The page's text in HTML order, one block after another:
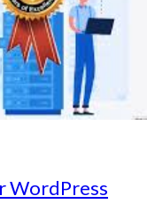
WordPress